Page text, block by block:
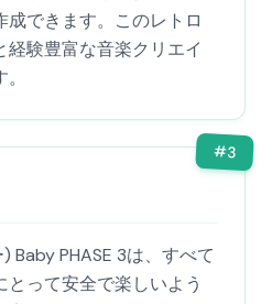
できます。このレトロ
験豊富な音楽クリエイ
#3
Baby PHASE 3は、すべて
って安全で楽しいよう